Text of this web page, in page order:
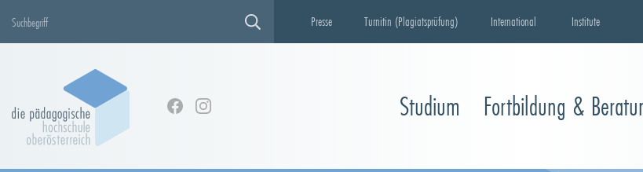
Presse Turnitin (Plagiatsprüfung) International Institute
Studium Fortbildung &